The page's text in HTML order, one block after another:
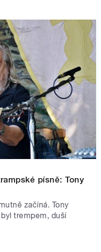
písně: Tony
začíná. Tony
trempem, duší